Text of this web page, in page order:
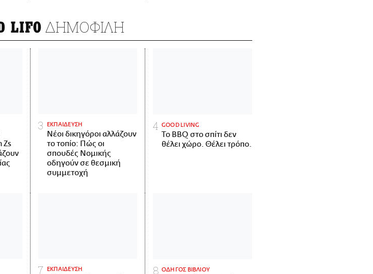
LIFO ΔΗΜΟΦΙΛΗ
Zs
ΕΚΠΑΙΔΕΥΣΗ
Νέοι δικηγόροι αλλάζουν
το τοπίο: Πώς οι
σπουδές Νομικής
οδηγούν σε θεσμική
συμμετοχή
GOOD LIVING
Το BBQ στο σπίτι δεν
θέλει χώρο. Θέλει τρόπο.
ΕΚΠΑΙΔΕΥΣΗ ΟΔΗΓΟΣ ΒΙΒΛΙΟΥ